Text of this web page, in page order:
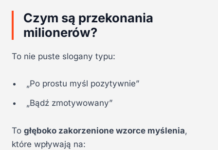
Czym są przekonania
milionerów?
To nie puste slogany typu:
„Po prostu myśl pozytywnie”
„Bądź zmotywowany”
To głęboko zakorzenione wzorce myślenia,
które wpływają na: